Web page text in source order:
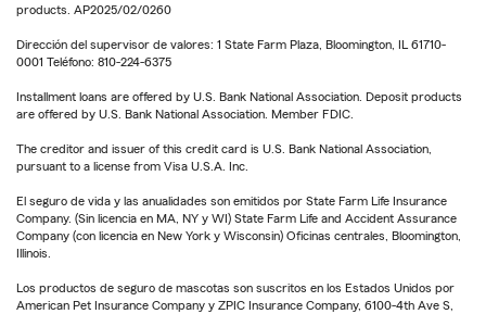
products. AP2025/02/0260
Dirección del supervisor de valores: 1 State Farm Plaza, Bloomington, IL 61710-
0001 Teléfono: 810-224-6375
Installment loans are offered by U.S. Bank National Association. Deposit products
are offered by U.S. Bank National Association. Member FDIC.
The creditor and issuer of this credit card is U.S. Bank National Association,
pursuant to a license from Visa U.S.A. Inc.
El seguro de vida y las anualidades son emitidos por State Farm Life Insurance
Company. (Sin licencia en MA, NY y WI) State Farm Life and Accident Assurance
Company (con licencia en New York y Wisconsin) Oficinas centrales, Bloomington,
Illinois.
Los productos de seguro de mascotas son suscritos en los Estados Unidos por
American Pet Insurance Company y ZPIC Insurance Company, 6100-4th Ave S,